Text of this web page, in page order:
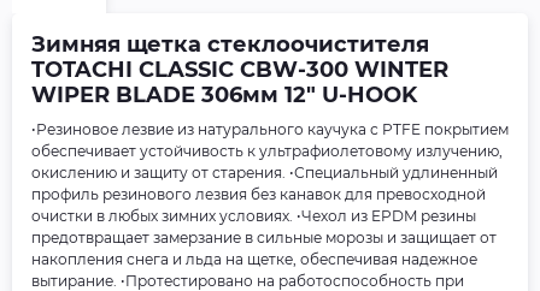
Зимняя щетка стеклоочистителя
TOTACHI CLASSIC CBW-300 WINTER
WIPER BLADE 306мм 12" U-HOOK
•Резиновое лезвие из натурального каучука с PTFE покрытием
обеспечивает устойчивость к ультрафиолетовому излучению,
окислению и защиту от старения. •Специальный удлиненный
профиль резинового лезвия без канавок для превосходной
очистки в любых зимних условиях. •Чехол из EPDM резины
предотвращает замерзание в сильные морозы и защищает от
накопления снега и льда на щетке, обеспечивая надежное
вытирание. •Протестировано на работоспособность при